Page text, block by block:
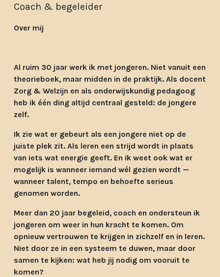
Coach & begeleider
Over mij
Al ruim 30 jaar werk ik met jongeren. Niet vanuit een
theorieboek, maar midden in de praktijk. Als docent
Zorg & Welzijn en als onderwijskundig pedagoog
heb ik één ding altijd centraal gesteld: de jongere
zelf.
Ik zie wat er gebeurt als een jongere niet op de
juiste plek zit. Als leren een strijd wordt in plaats
van iets wat energie geeft. En ik weet ook wat er
mogelijk is wanneer iemand wél gezien wordt —
wanneer talent, tempo en behoefte serieus
genomen worden.
Meer dan 20 jaar begeleid, coach en ondersteun ik
jongeren om weer in hun kracht te komen. Om
opnieuw vertrouwen te krijgen in zichzelf en in leren.
Niet door ze in een systeem te duwen, maar door
samen te kijken: wat heb jij nodig om vooruit te
komen?